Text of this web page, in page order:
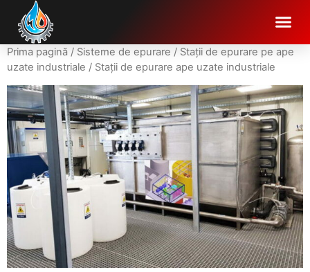
Prima pagină / Sisteme de epurare / Stații de epurare pe ape
uzate industriale / Stații de epurare ape uzate industriale